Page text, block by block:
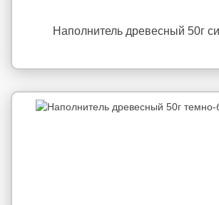
Наполнитель древесный 50г